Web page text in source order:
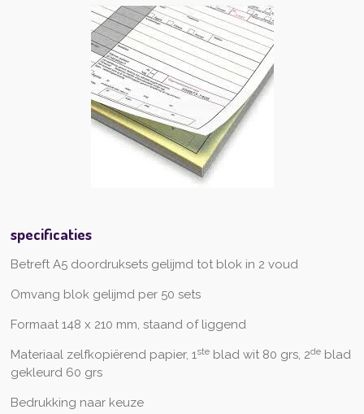
specificaties
Betreft A5 doordruksets gelijmd tot blok in 2 voud
Omvang blok gelijmd per 50 sets
Formaat 148 x 210 mm, staand of liggend
Materiaal zelfkopiërend papier, 1steblad wit 80 grs, 2deblad
gekleurd 60 grs
Bedrukking naar keuze